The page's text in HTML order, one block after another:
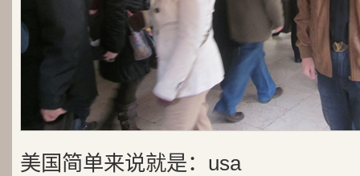
美国简单来说就是：usa